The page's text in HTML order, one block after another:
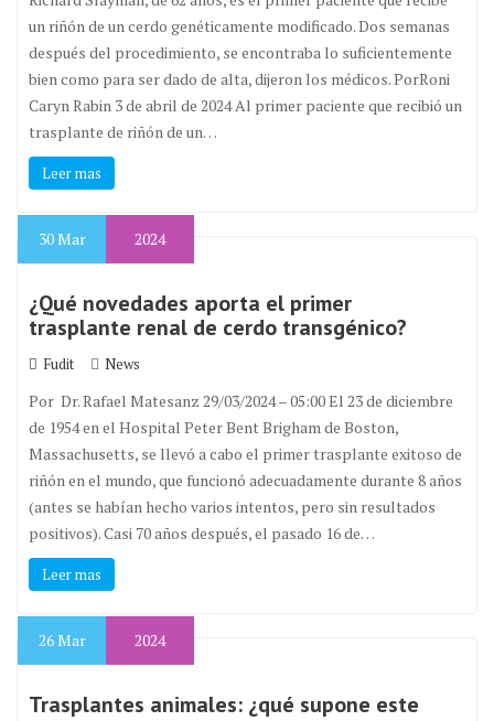
un riñón de un cerdo genéticamente modificado. Dos semanas
después del procedimiento, se encontraba lo suficientemente
bien como para ser dado de alta, dijeron los médicos. PorRoni
Caryn Rabin 3 de abril de 2024 Al primer paciente que recibió un
trasplante de riñón de un…
Leer mas
30Mar 2024
¿Qué novedades aporta el primer
trasplante renal de cerdo transgénico?
Fudit News
Por Dr. Rafael Matesanz 29/03/2024 – 05:00 El 23 de diciembre
de 1954 en el Hospital Peter Bent Brigham de Boston,
Massachusetts, se llevó a cabo el primer trasplante exitoso de
riñón en el mundo, que funcionó adecuadamente durante 8 años
(antes se habían hecho varios intentos, pero sin resultados
positivos). Casi 70 años después, el pasado 16 de…
Leer mas
26Mar 2024
Trasplantes animales: ¿qué supone este